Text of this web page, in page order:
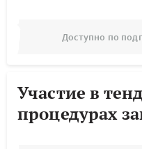
Доступно по
Участие в
процедурах